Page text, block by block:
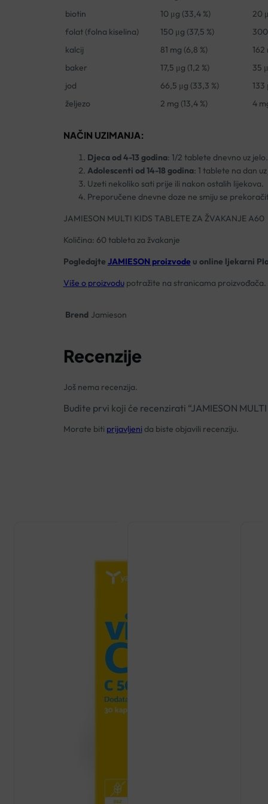
biotin
10 μg (33,4 %)
20
folat (folna kiselina)
150 μg (37,5 %)
300
kalcij
81 mg (6,8 %)
162
baker
17,5 μg (1,2 %)
35
jod
66,5 μg (33,3 %)
133
željezo
2 mg (13,4 %) 4
NAČIN UZIMANJA:
Djeca od 4-13 godina: 1/2 tablete dnevno uz jelo.
Adolescenti od 14-18 godina: 1 tablete na dan
Uzeti nekoliko sati prije ili nakon ostalih lijekova.
Preporučene dnevne doze ne smiju se
JAMIESON MULTI KIDS TABLETE ZA ŽVAKANJE A60
Količina: 60 tableta za žvakanje
Pogledajte JAMIESON proizvodeu online ljekarni
Više o proizvodupotražite na stranicama proizvođača.
Brend Jamieson
Recenzije
Još nema recenzija.
Budite prvi koji će recenzirati “JAMIESON
Morate biti prijavljeni da biste objavili recenziju.